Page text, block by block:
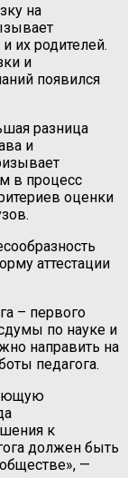
на
их родителей.
и
появился
разница
и
в процесс
оценки
аттестации
– первого
по науке и
направить на
педагога.
к
должен быть
—